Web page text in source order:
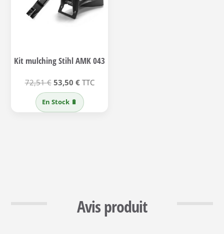
Kit mulching Stihl AMK 043
72,51€ Le
prix
initial
53,50 €Le
prix
actuel
TTC
En Stock 🔋
Avis produit